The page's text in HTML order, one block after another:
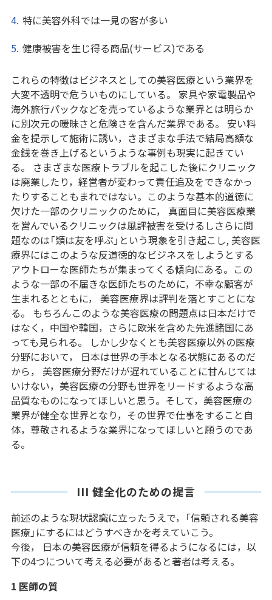
特に美容外科では一見の客が多い
健康被害を生じ得る商品(サービス)である
これらの特徴はビジネスとしての美容医療という業界を
大変不透明で危ういものにしている。 家具や家電製品や
海外旅行パックなどを売っているような業界とは明らか
に別次元の暖昧さと危険さを含んだ業界である。 安い料
金を提示して施術に誘い，さまざまな手法で結局高額な
金銭を巻き上げるというような事例も現実に起きてい
る。 さまざまな医療トラブルを起こした後にクリニック
は廃業したり，経営者が変わって責任追及をできなかっ
たりすることもまれではない。このような基本的道徳に
欠けた一部のクリニックのために， 真面目に美容医療業
を営んでいるクリニックは風評被害を受けるしさらに問
題なのは「類は友を呼ぶ」という現象を引き起こし, 美容医
療界にはこのような反道徳的なビジネスをしようとする
アウトローな医師たちが集まってくる傾向にある。この
ような一部の不届きな医師たちのために，不幸な顧客が
生まれるとともに， 美容医療界は評判を落とすことにな
る。 もちろんこのような美容医療の問題点は日本だけで
はなく，中国や韓国，さらに欧米を含めた先進諸国にあ
っても見られる。 しかし少なくとも美容医療以外の医療
分野において， 日本は世界の手本となる状態にあるのだ
から， 美容医療分野だけが遅れていることに甘んじては
いけない，美容医療の分野も世界をリードするような高
品質なものになってほしいと思う。そして，美容医療の
業界が健全な世界となり，その世界で仕事をすること自
体，尊敬されるような業界になってほしいと願うのであ
る。
III 健全化のための提言
前述のような現状認識に立ったうえで，「信頼される美容
医療」にするにはどうすべきかを考えていこう。
今後， 日本の美容医療が信頼を得るようになるには，以
下の4つについて考える必要があると著者は考える。
1 医師の質